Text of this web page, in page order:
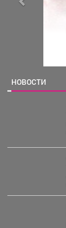
НОВОСТИ